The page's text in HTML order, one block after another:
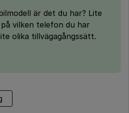
är det du har? Lite
vilken telefon du har
olika tillvägagångssätt.